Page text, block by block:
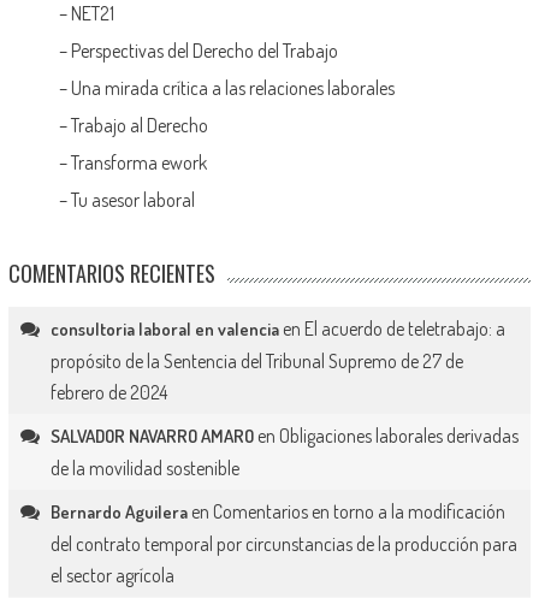
– NET21
– Perspectivas del Derecho del Trabajo
– Una mirada crítica a las relaciones laborales
–Trabajo al Derecho
–Transforma ework
–Tu asesor laboral
COMENTARIOS RECIENTES
consultoria laboral en valenciaen El acuerdo de teletrabajo: a
propósito de la Sentencia del Tribunal Supremo de 27 de
febrero de 2024
SALVADOR NAVARRO AMAROen Obligaciones laborales derivadas
de la movilidad sostenible
Bernardo Aguileraen Comentarios en torno a la modificación
del contrato temporal por circunstancias de la producción para
el sector agrícola